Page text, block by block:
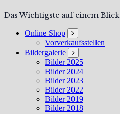
Das Wichtigste auf einem Blick
Online Shop
Vorverkaufsstellen
Bildergalerie
Bilder 2025
Bilder 2024
Bilder 2023
Bilder 2022
Bilder 2019
Bilder 2018